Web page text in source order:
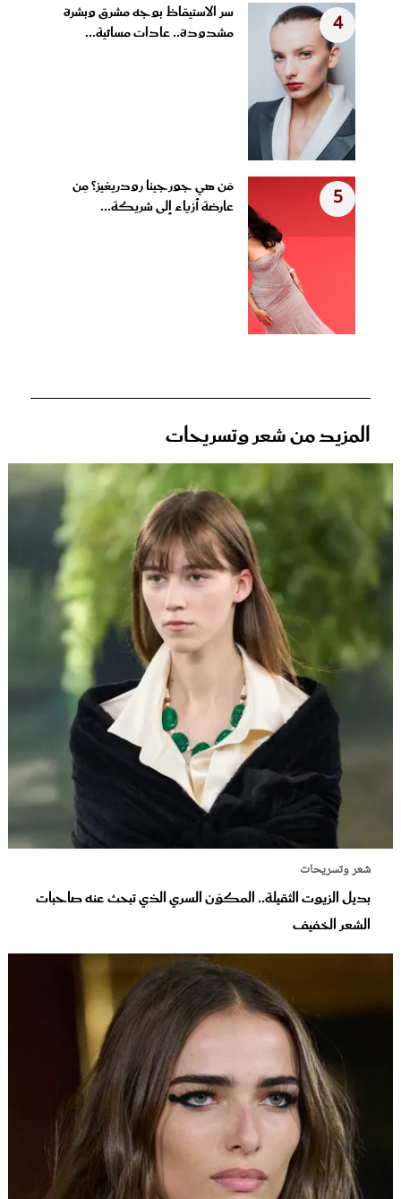
4
سر الاستيقاظ بوجه مشرق وبشرة
مشدودة.. عادات مسائية...
5
مَن هي جورجينا رودريغيز؟ مِن
عارضة أزياء إلى شريكة...
المزيد من شعر وتسريحات
شعر وتسريحات
بديل الزيوت الثقيلة.. المكوّن السري الذي تبحث عنه صاحبات
الشعر الخفيف